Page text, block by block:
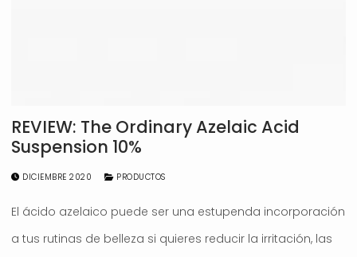
REVIEW: The Ordinary Azelaic Acid
Suspension 10%
DICIEMBRE 2020 PRODUCTOS
El ácido azelaico puede ser una estupenda incorporación
a tus rutinas de belleza si quieres reducir la irritación, las